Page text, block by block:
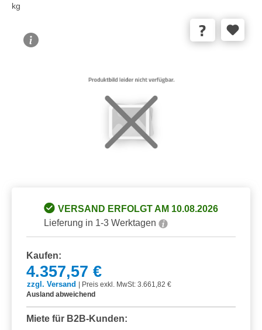
kg
VERSAND ERFOLGT AM 10.08.2026
Lieferung in 1-3 Werktagen
Kaufen:
4.357,57 €
zzgl. Versand
Preis exkl. MwSt: 3.661,82 €
Ausland abweichend
Miete für B2B-Kunden: